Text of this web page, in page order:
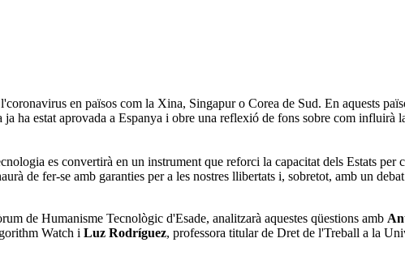
en països com la Xina, Singapur o Corea de Sud. En aquests
ha estat aprovada a Espanya i obre una reflexió de fons sobre com influirà
es convertirà en un instrument que reforci la capacitat dels Estats
de fer-se amb garanties per a les nostres llibertats i, sobretot, amb un
de Humanisme Tecnològic d'Esade, analitzarà aquestes qüestions amb
Watch i Luz Rodríguez, professora titular de Dret de l'Treball a la